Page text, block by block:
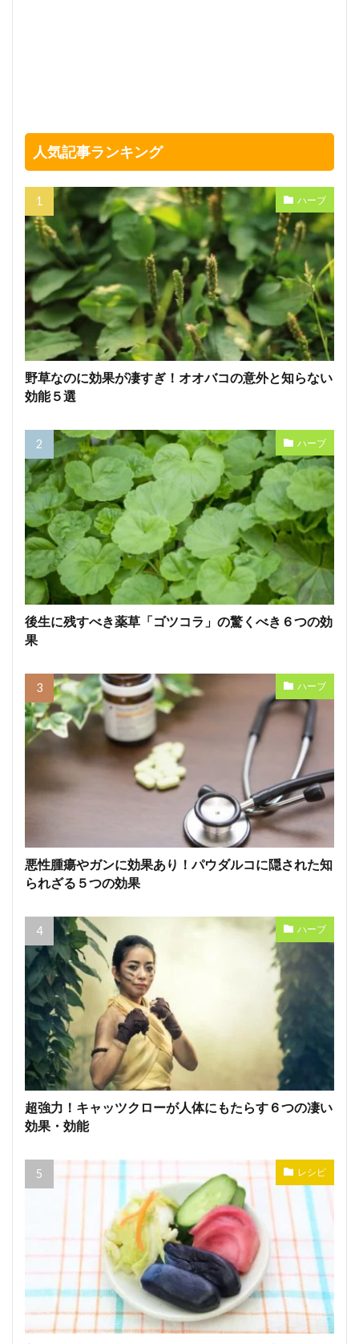
人気記事ランキング
ハーブ
野草なのに効果が凄すぎ！オオバコの意外と知らない
効能５選
ハーブ
後生に残すべき薬草「ゴツコラ」の驚くべき６つの効
果
ハーブ
悪性腫瘍やガンに効果あり！パウダルコに隠された知
られざる５つの効果
ハーブ
超強力！キャッツクローが人体にもたらす６つの凄い
効果・効能
レシピ